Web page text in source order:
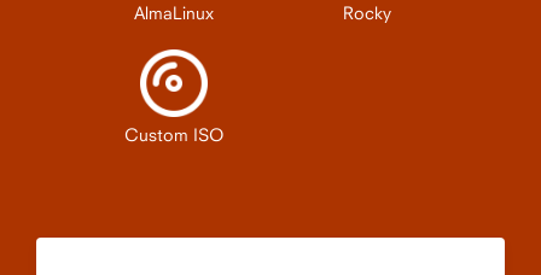
AlmaLinux Rocky
Custom ISO